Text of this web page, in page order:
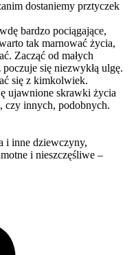
dostaniemy prztyczek
bardzo pociągające,
tak marnować życia,
Zacząć od małych
się niezwykłą ulgę.
się z kimkolwiek.
ujawnione skrawki życia
czy innych, podobnych.
i inne dziewczyny,
i nieszczęśliwe –